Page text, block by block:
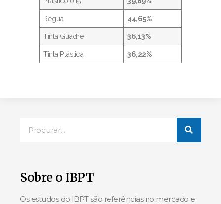
Régua 44,65%
Tinta Guache 36,13%
Tinta Plástica 36,22%
Sobre o IBPT
Os estudos do IBPT são referências no mercado e